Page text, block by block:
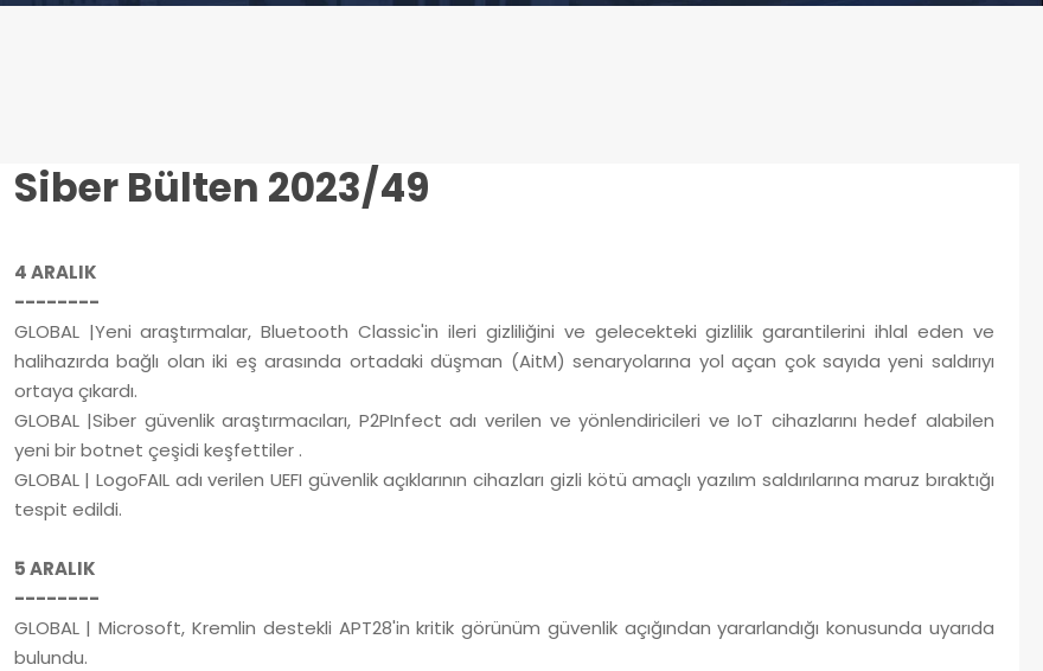
Siber Bülten 2023/49
4 ARALIK
--------
GLOBAL |Yeni araştırmalar, Bluetooth Classic'in ileri gizliliğini ve gelecekteki gizlilik garantilerini ihlal eden ve
halihazırda bağlı olan iki eş arasında ortadaki düşman (AitM) senaryolarına yol açan çok sayıda yeni saldırıyı
ortaya çıkardı.
GLOBAL |Siber güvenlik araştırmacıları, P2PInfect adı verilen ve yönlendiricileri ve IoT cihazlarını hedef alabilen
yeni bir botnet çeşidi keşfettiler .
GLOBAL | LogoFAIL adı verilen UEFI güvenlik açıklarının cihazları gizli kötü amaçlı yazılım saldırılarına maruz bıraktığı
tespit edildi.
5 ARALIK
--------
GLOBAL | Microsoft, Kremlin destekli APT28'in kritik görünüm güvenlik açığından yararlandığı konusunda uyarıda
bulundu.